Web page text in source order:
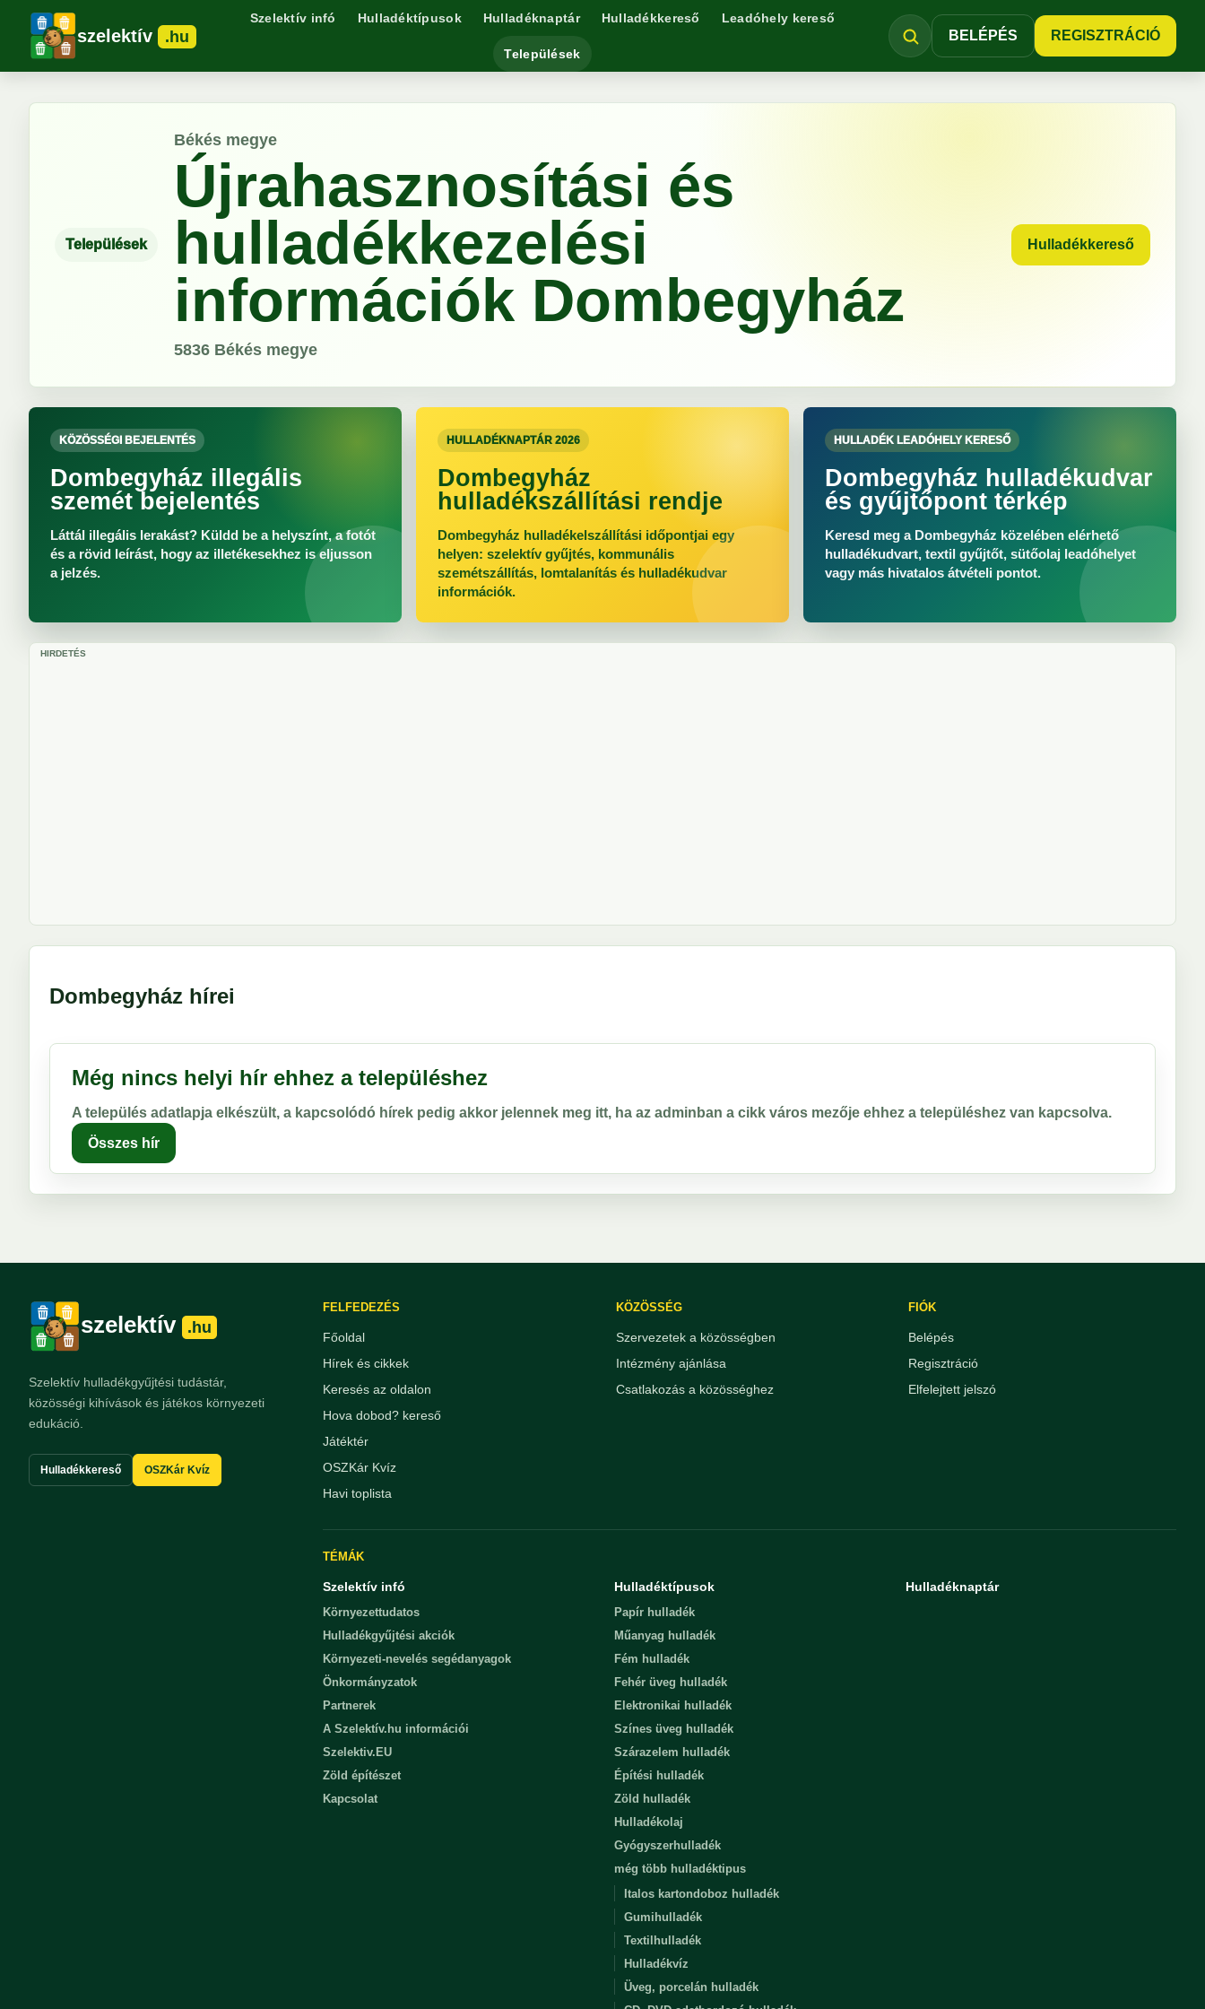
szelektív .hu
Szelektív infó Hulladéktípusok Hulladéknaptár Hulladékkereső Leadóhely kereső
Települések
BELÉPÉS REGISZTRÁCIÓ
Települések
Békés megye
Újrahasznosítási és
hulladékkezelési
információk Dombegyház
5836 Békés megye
Hulladékkereső
KÖZÖSSÉGI BEJELENTÉS
Dombegyház illegális
szemét bejelentés
Láttál illegális lerakást? Küldd be a helyszínt, a fotót
és a rövid leírást, hogy az illetékesekhez is eljusson
a jelzés.
HULLADÉKNAPTÁR 2026
Dombegyház
hulladékszállítási rendje
Dombegyház hulladékelszállítási időpontjai egy
helyen: szelektív gyűjtés, kommunális
szemétszállítás, lomtalanítás és hulladékudvar
információk.
HULLADÉK LEADÓHELY KERESŐ
Dombegyház hulladékudvar
és gyűjtőpont térkép
Keresd meg a Dombegyház közelében elérhető
hulladékudvart, textil gyűjtőt, sütőolaj leadóhelyet
vagy más hivatalos átvételi pontot.
HIRDETÉS
Dombegyház hírei
Még nincs helyi hír ehhez a településhez
A település adatlapja elkészült, a kapcsolódó hírek pedig akkor jelennek meg itt, ha az adminban a cikk város mezője ehhez a településhez van kapcsolva.
Összes hír
szelektív .hu
Szelektív hulladékgyűjtési tudástár,
közösségi kihívások és játékos környezeti
edukáció.
Hulladékkereső OSZKár Kvíz
FELFEDEZÉS
Főoldal
Hírek és cikkek
Keresés az oldalon
Hova dobod? kereső
Játéktér
OSZKár Kvíz
Havi toplista
KÖZÖSSÉG
Szervezetek a közösségben
Intézmény ajánlása
Csatlakozás a közösséghez
FIÓK
Belépés
Regisztráció
Elfelejtett jelszó
TÉMÁK
Szelektív infó
Környezettudatos
Hulladékgyűjtési akciók
Környezeti-nevelés segédanyagok
Önkormányzatok
Partnerek
A Szelektív.hu információi
Szelektiv.EU
Zöld építészet
Kapcsolat
Hulladéktípusok
Papír hulladék
Műanyag hulladék
Fém hulladék
Fehér üveg hulladék
Elektronikai hulladék
Színes üveg hulladék
Szárazelem hulladék
Építési hulladék
Zöld hulladék
Hulladékolaj
Gyógyszerhulladék
még több hulladéktipus
Italos kartondoboz hulladék
Gumihulladék
Textilhulladék
Hulladékvíz
Üveg, porcelán hulladék
Hulladéknaptár